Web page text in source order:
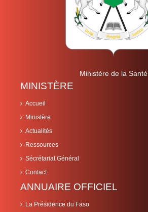
Ministère de la Santé
MINISTÈRE
Accueil
Ministère
Actualités
Ressources
Sécrétariat Général
Contact
ANNUAIRE OFFICIEL
La Présidence du Faso